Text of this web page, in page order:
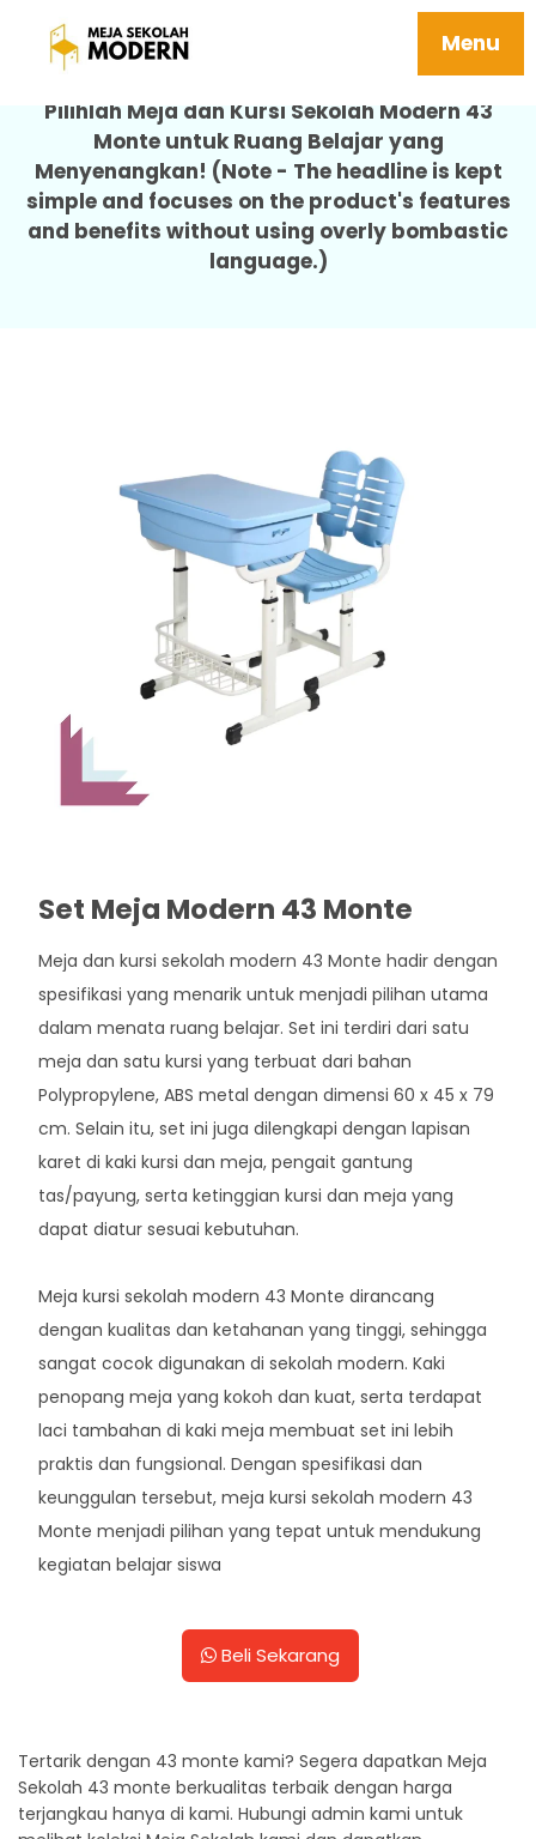
Menu
Meja Sekolah Siswa Berkualitas 43 Monte
Pilihlah Meja dan Kursi Sekolah Modern 43
Monte untuk Ruang Belajar yang
Menyenangkan! (Note - The headline is kept
simple and focuses on the product's features
and benefits without using overly bombastic
language.)
Set Meja Modern 43 Monte
Meja dan kursi sekolah modern 43 Monte hadir dengan
spesifikasi yang menarik untuk menjadi pilihan utama
dalam menata ruang belajar. Set ini terdiri dari satu
meja dan satu kursi yang terbuat dari bahan
Polypropylene, ABS metal dengan dimensi 60 x 45 x 79
cm. Selain itu, set ini juga dilengkapi dengan lapisan
karet di kaki kursi dan meja, pengait gantung
tas/payung, serta ketinggian kursi dan meja yang
dapat diatur sesuai kebutuhan.
Meja kursi sekolah modern 43 Monte dirancang
dengan kualitas dan ketahanan yang tinggi, sehingga
sangat cocok digunakan di sekolah modern. Kaki
penopang meja yang kokoh dan kuat, serta terdapat
laci tambahan di kaki meja membuat set ini lebih
praktis dan fungsional. Dengan spesifikasi dan
keunggulan tersebut, meja kursi sekolah modern 43
Monte menjadi pilihan yang tepat untuk mendukung
kegiatan belajar siswa
Beli Sekarang
Tertarik dengan 43 monte kami? Segera dapatkan Meja
Sekolah 43 monte berkualitas terbaik dengan harga
terjangkau hanya di kami. Hubungi admin kami untuk